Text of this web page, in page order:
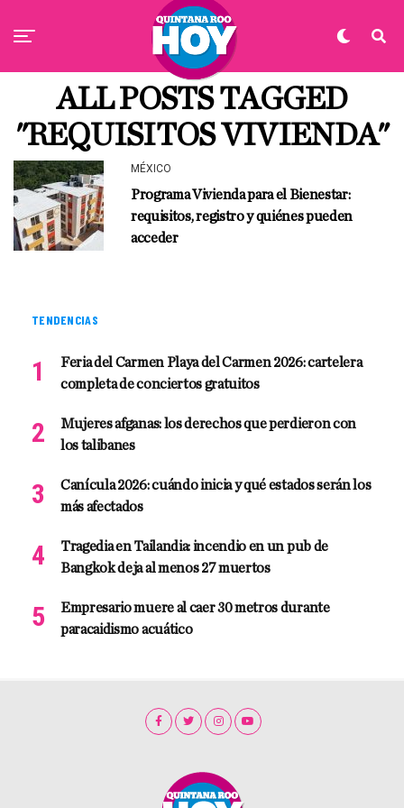
ALL POSTS TAGGED
"REQUISITOS VIVIENDA"
MÉXICO
Programa Vivienda para el Bienestar:
requisitos, registro y quiénes pueden
acceder
TENDENCIAS
Feria del Carmen Playa del Carmen 2026: cartelera
completa de conciertos gratuitos
Mujeres afganas: los derechos que perdieron con
los talibanes
Canícula 2026: cuándo inicia y qué estados serán los
más afectados
Tragedia en Tailandia: incendio en un pub de
Bangkok deja al menos 27 muertos
Empresario muere al caer 30 metros durante
paracaidismo acuático